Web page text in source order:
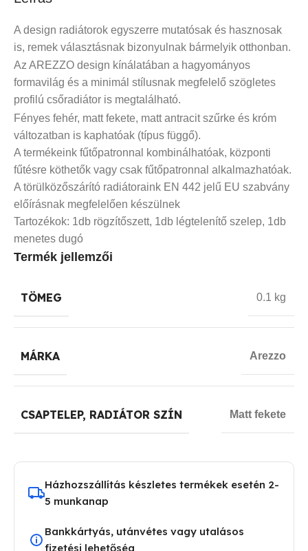
A design radiátorok egyszerre mutatósak és hasznosak
is, remek választásnak bizonyulnak bármelyik otthonban.
Az AREZZO design kínálatában a hagyományos
formavilág és a minimál stílusnak megfelelő szögletes
profilú csőradiátor is megtalálható.
Fényes fehér, matt fekete, matt antracit szűrke és króm
változatban is kaphatóak (típus függő).
A termékeink fűtőpatronnal kombinálhatóak, központi
fűtésre köthetők vagy csak fűtőpatronnal alkalmazhatóak.
A törülközőszárító radiátoraink EN 442 jelű EU szabvány
előírásnak megfelelően készülnek
Tartozékok: 1db rögzítőszett, 1db légtelenítő szelep, 1db
menetes dugó
Termék jellemzői
TÖMEG 0.1 kg
MÁRKA Arezzo
CSAPTELEP, RADIÁTOR SZÍN Matt fekete
Házhozszállítás készletes termékek esetén 2-
5 munkanap
Bankkártyás, utánvétes vagy utalásos
fizetési lehetőség